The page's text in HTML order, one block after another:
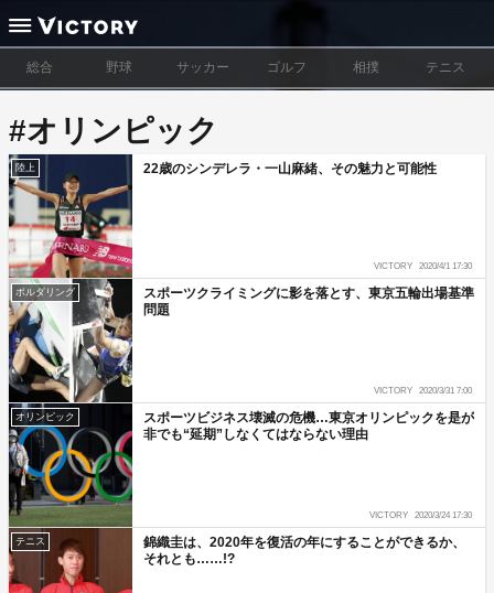
総合 野球 サッカー ゴルフ 相撲 テニス
#オリンピック
陸上 22歳のシンデレラ・一山麻緒、その魅力と可能性
VICTORY 2020/4/1 17:30
ボルダリング
スポーツクライミングに影を落とす、東京五輪出場基準
問題
VICTORY 2020/3/31 7:00
オリンピック
スポーツビジネス壊滅の危機…東京オリンピックを是が
非でも“延期”しなくてはならない理由
VICTORY 2020/3/24 17:30
テニス
錦織圭は、2020年を復活の年にすることができるか、
それとも……!?